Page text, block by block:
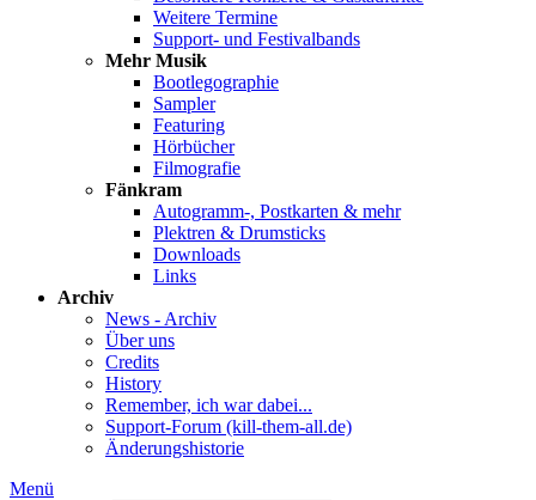
Weitere Termine
Support- und Festivalbands
Mehr Musik
Bootlegographie
Sampler
Featuring
Hörbücher
Filmografie
Fänkram
Autogramm-, Postkarten & mehr
Plektren & Drumsticks
Downloads
Links
Archiv
News - Archiv
Über uns
Credits
History
Remember, ich war dabei...
Support-Forum (kill-them-all.de)
Änderungshistorie
Menü